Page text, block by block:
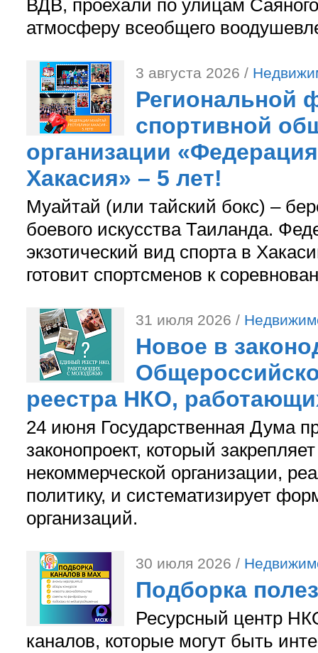
ВДВ, проехали по улицам
атмосферу всеобщего
3 августа 2026 /
Региональной
спортивной
организации
Хакасия» – 5 лет!
Муайтай (или тайский бокс) –
боевого искусства Таиланда.
экзотический вид спорта в
готовит спортсменов к
31 июля 2026 /
Новое в
реестра НКО,
24 июня Государственная Дума
законопроект, который
некоммерческой организации,
политику, и систематизирует
организаций.
30 июля 2026 /
Подборка
Ресурсный центр
каналов, которые могут быть